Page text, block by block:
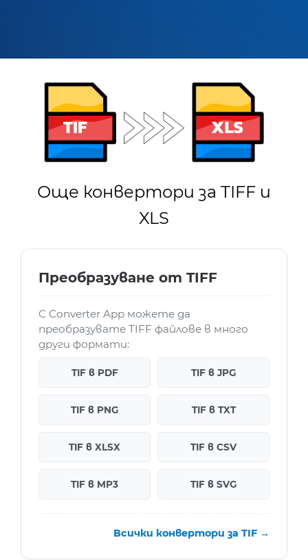
Още конвертори за TIFF и
XLS
Преобразуване от TIFF
С Converter App можете да
преобразувате TIFF файлове в много
други формати:
TIF в PDF TIF в JPG
TIF в PNG TIF в TXT
TIF в XLSX TIF в CSV
TIF в MP3 TIF в SVG
Всички конвертори за TIF →